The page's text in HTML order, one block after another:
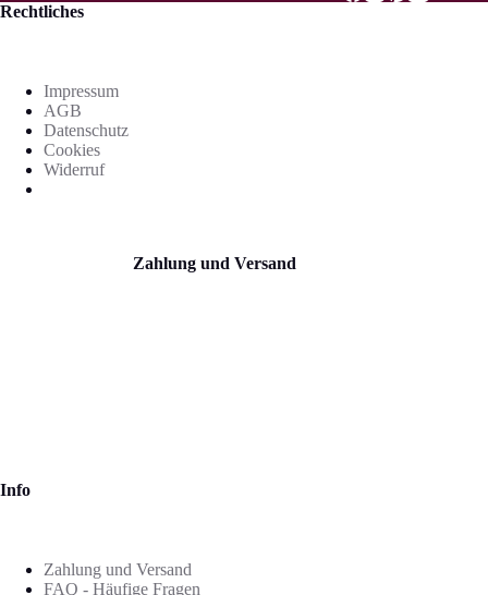
Rechtliches
Impressum
AGB
Datenschutz
Cookies
Widerruf
Zahlung und Versand
Info
Zahlung und Versand
FAQ - Häufige Fragen